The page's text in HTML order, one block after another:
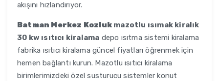
akışını hızlandırıyor.
Batman Merkez Kozluk mazotlu ısımak kiralık
30 kw ısıtıcı kiralama depo ısıtma sistemi kiralama
fabrika ısıtıcı kiralama güncel fiyatları öğrenmek için
hemen bağlantı kurun. Mazotlu ısıtıcı kiralama
birimlerimizdeki özel susturucu sistemler konut